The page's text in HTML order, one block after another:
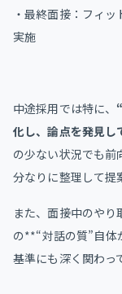
・最終面接：フィ
実施
中途採用では特に、
化し、論点を発見し
の少ない状況でも前
分なりに整理して提
また、面接中のやり
の**“対話の質”自体
基準にも深く関わっ